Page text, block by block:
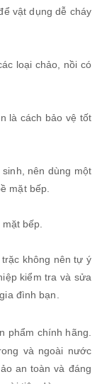
vật dụng dễ cháy
loại chảo, nồi có
là cách bảo vệ tốt
nên dùng một
mặt bếp.
bếp.
không nên tự ý
kiểm tra và sửa
đình bạn.
phẩm chính hãng.
và ngoài nước
an toàn và đáng